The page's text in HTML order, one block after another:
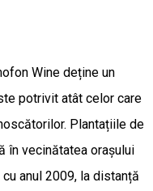
Wine deține un
potrivit atât celor care
Plantațiile de
în vecinătatea orașului
anul 2009, la distanță